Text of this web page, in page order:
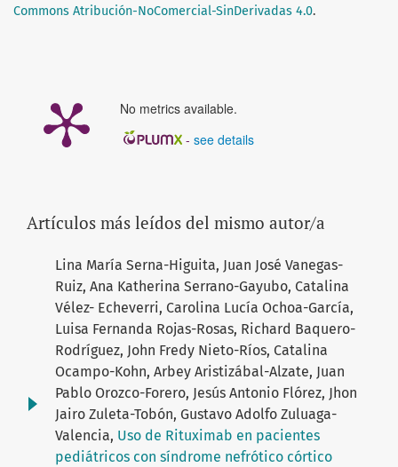
Commons Atribución-NoComercial-SinDerivadas 4.0.
No metrics available.
- see details
Artículos más leídos del mismo autor/a
Lina María Serna-Higuita, Juan José Vanegas-
Ruiz, Ana Katherina Serrano-Gayubo, Catalina
Vélez- Echeverri, Carolina Lucía Ochoa-García,
Luisa Fernanda Rojas-Rosas, Richard Baquero-
Rodríguez, John Fredy Nieto-Ríos, Catalina
Ocampo-Kohn, Arbey Aristizábal-Alzate, Juan
Pablo Orozco-Forero, Jesús Antonio Flórez, Jhon
Jairo Zuleta-Tobón, Gustavo Adolfo Zuluaga-
Valencia, Uso de Rituximab en pacientes
pediátricos con síndrome nefrótico córtico